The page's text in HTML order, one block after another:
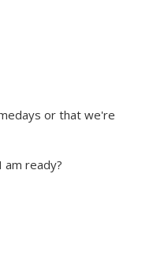
or that we're
am ready?